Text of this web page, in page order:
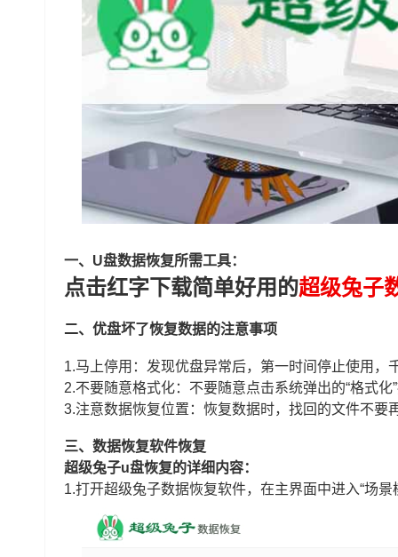
一、U盘数据恢复所需工具：
点击红字下载简单好用的超级兔子
二、优盘坏了恢复数据的注意事项
1.马上停用：发现优盘异常后，第一时间停止使用
2.不要随意格式化：不要随意点击系统弹出的“格式
3.注意数据恢复位置：恢复数据时，找回的文件不
三、数据恢复软件恢复
超级兔子u盘恢复的详细内容：
1.打开超级兔子数据恢复软件，在主界面中进入“场